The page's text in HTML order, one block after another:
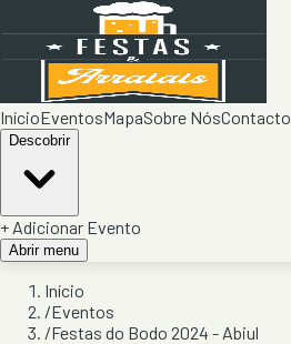
InícioEventosMapaSobre NósContacto
Descobrir
+ Adicionar Evento
Abrir menu
Início
/Eventos
/Festas do Bodo 2024 - Abiul